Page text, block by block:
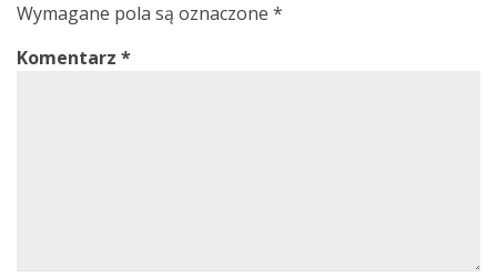
Wymagane pola są oznaczone *
Komentarz *